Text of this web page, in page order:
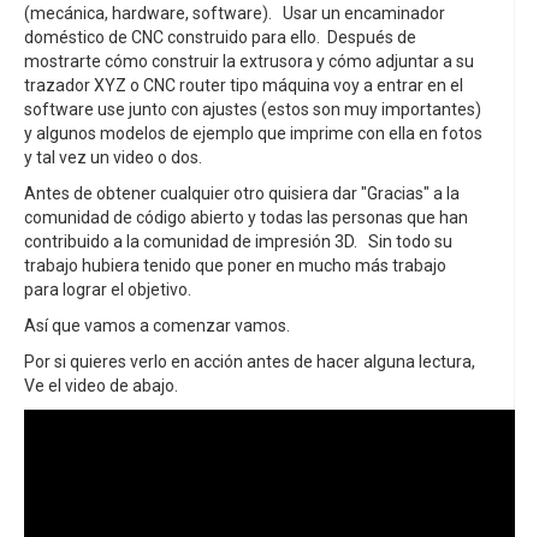
(mecánica, hardware, software). Usar un encaminador
doméstico de CNC construido para ello. Después de
mostrarte cómo construir la extrusora y cómo adjuntar a su
trazador XYZ o CNC router tipo máquina voy a entrar en el
software use junto con ajustes (estos son muy importantes)
y algunos modelos de ejemplo que imprime con ella en fotos
y tal vez un video o dos.
Antes de obtener cualquier otro quisiera dar "Gracias" a la
comunidad de código abierto y todas las personas que han
contribuido a la comunidad de impresión 3D. Sin todo su
trabajo hubiera tenido que poner en mucho más trabajo
para lograr el objetivo.
Así que vamos a comenzar vamos.
Por si quieres verlo en acción antes de hacer alguna lectura,
Ve el video de abajo.